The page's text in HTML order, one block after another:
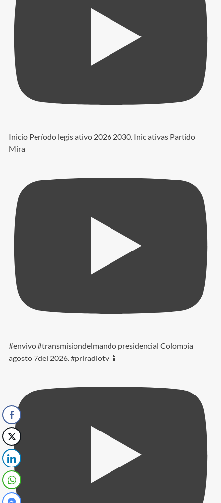
Inicio Período legislativo 2026 2030. Iniciativas Partido
Mira
#envivo #transmisiondelmando presidencial Colombia
agosto 7del 2026. #priradiotv 📱